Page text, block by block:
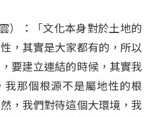
）：「文化本身對於土地的
，其實是大家都有的，所以
要建立連結的時候，其實我
我那個根源不是屬地性的根
，我們對待這個大環境，我